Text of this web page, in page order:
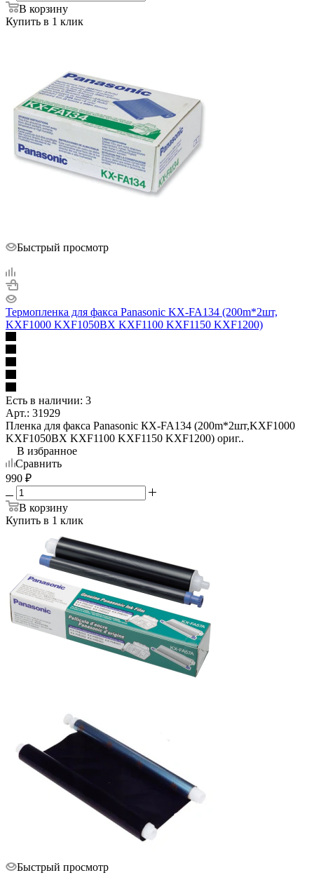
В корзину
Купить в 1 клик
Быстрый просмотр
Термопленка для факса Panasonic KХ-FA134 (200m*2шт,
KXF1000 KXF1050BX KXF1100 KXF1150 KXF1200)
Есть в наличии: 3
Арт.: 31929
Пленка для факса Panasonic КХ-FA134 (200m*2шт,KXF1000
KXF1050BX KXF1100 KXF1150 KXF1200) ориг..
В избранное
Сравнить
990 ₽
В корзину
Купить в 1 клик
Быстрый просмотр